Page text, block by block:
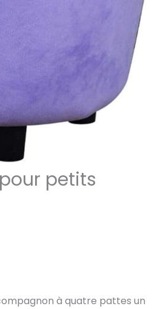
petits
à quatre pattes un